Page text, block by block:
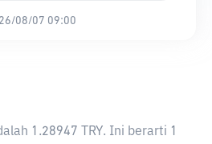
08/07 09:00
1.28947 TRY. Ini berarti 1